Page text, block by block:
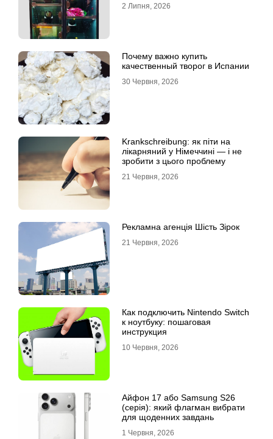
2 Липня, 2026
Почему важно купить
качественный творог в Испании
30 Червня, 2026
Krankschreibung: як піти на
лікарняний у Німеччині — і не
зробити з цього проблему
21 Червня, 2026
Рекламна агенція Шість Зірок
21 Червня, 2026
Как подключить Nintendo Switch
к ноутбуку: пошаговая
инструкция
10 Червня, 2026
Айфон 17 або Samsung S26
(серія): який флагман вибрати
для щоденних завдань
1 Червня, 2026